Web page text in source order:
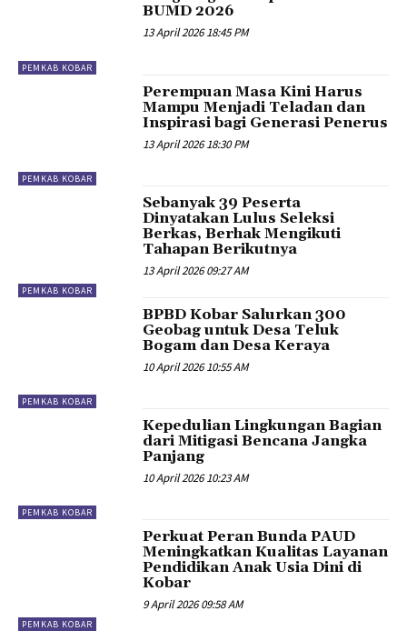
PEMKAB KOBAR
BUMD 2026
13 April 2026 18:45 PM
PEMKAB KOBAR
Perempuan Masa Kini Harus
Mampu Menjadi Teladan dan
Inspirasi bagi Generasi Penerus
13 April 2026 18:30 PM
PEMKAB KOBAR
Sebanyak 39 Peserta
Dinyatakan Lulus Seleksi
Berkas, Berhak Mengikuti
Tahapan Berikutnya
13 April 2026 09:27 AM
PEMKAB KOBAR
BPBD Kobar Salurkan 300
Geobag untuk Desa Teluk
Bogam dan Desa Keraya
10 April 2026 10:55 AM
PEMKAB KOBAR
Kepedulian Lingkungan Bagian
dari Mitigasi Bencana Jangka
Panjang
10 April 2026 10:23 AM
PEMKAB KOBAR
Perkuat Peran Bunda PAUD
Meningkatkan Kualitas Layanan
Pendidikan Anak Usia Dini di
Kobar
9 April 2026 09:58 AM